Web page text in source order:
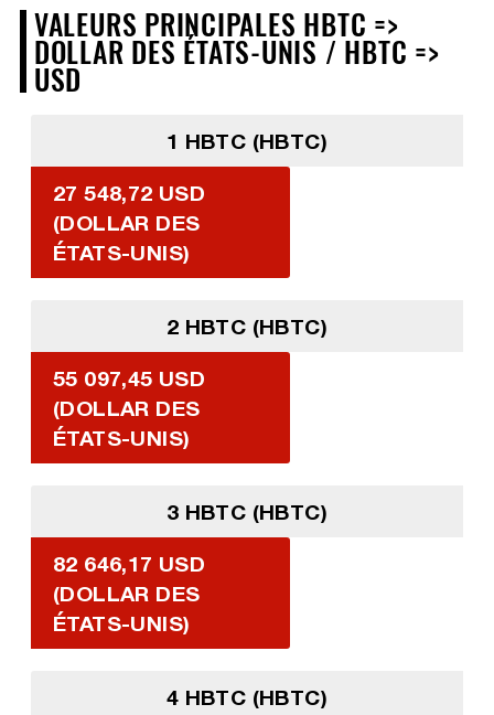
VALEURS PRINCIPALES HBTC =>
DOLLAR DES ÉTATS-UNIS / HBTC =>
USD
1 HBTC (HBTC)
27 548,72 USD
(DOLLAR DES
ÉTATS-UNIS)
2 HBTC (HBTC)
55 097,45 USD
(DOLLAR DES
ÉTATS-UNIS)
3 HBTC (HBTC)
82 646,17 USD
(DOLLAR DES
ÉTATS-UNIS)
4 HBTC (HBTC)